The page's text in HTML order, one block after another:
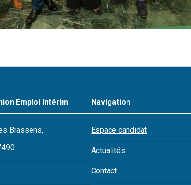
Emploi Intérim
Brassens,
Navigation
Espace candidat
Actualités
Contact